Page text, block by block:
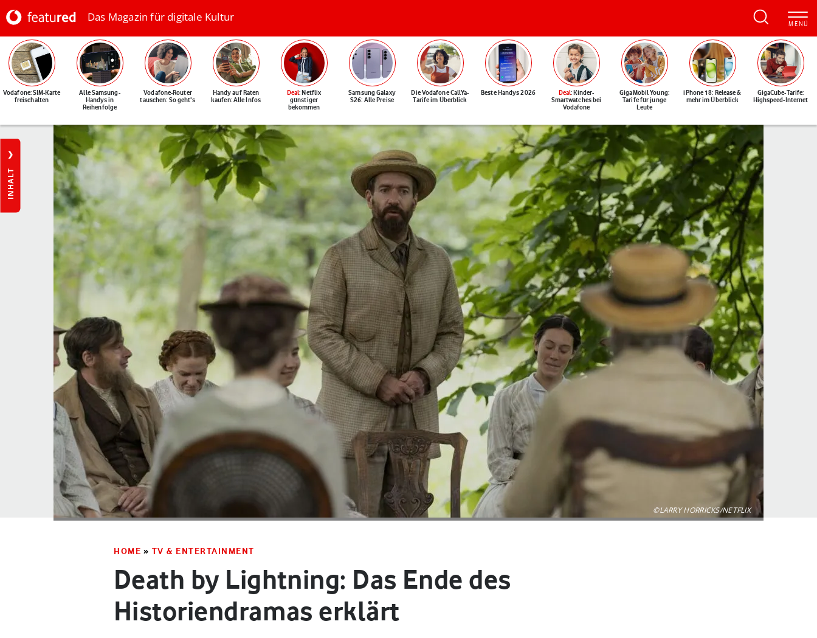
Das Magazin für digitale Kultur
Vodafone: SIM-Karte
freischalten
Alle Samsung-
Handys in
Reihenfolge
Vodafone-Router
tauschen: So geht's
Handy auf Raten
kaufen: Alle Infos
Deal: Netflix
günstiger
bekommen
Samsung Galaxy
S26: Alle Preise
Die Vodafone CallYa-
Tarife im Überblick
Beste Handys 2026 Deal: Kinder-
Smartwatches bei
Vodafone
GigaMobil Young:
Tarife für junge
Leute
iPhone 18: Release &
mehr im Überblick
GigaCube-Tarife:
Highspeed-Internet
INHALT
©LARRY HORRICKS/NETFLIX
HOME » TV & ENTERTAINMENT
Death by Lightning: Das Ende des
Historiendramas erklärt